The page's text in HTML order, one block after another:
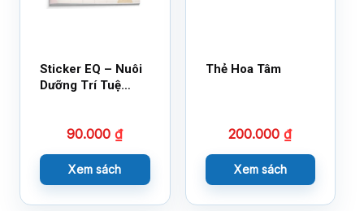
Sticker EQ – Nuôi
Dưỡng Trí Tuệ
Cùng 150 Sticker
90.000₫
Xem sách
Thẻ Hoa Tâm
200.000₫
Xem sách